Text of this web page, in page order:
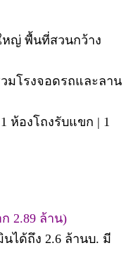
หญ่ พื้นที่สวนกว้าง
วมโรงจอดรถและลาน
ห้องโถงรับแขก | 1
2.89 ล้าน)
นได้ถึง 2.6 ล้านบ. มี